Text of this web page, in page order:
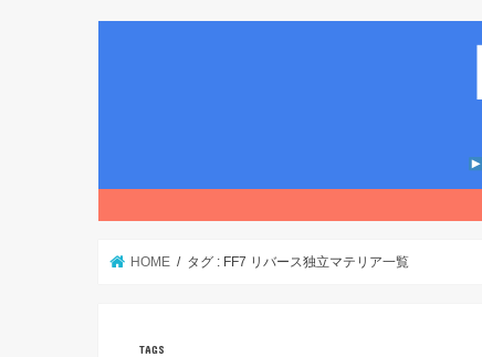
HOME タグ : FF7 リバース独立マテリア一覧